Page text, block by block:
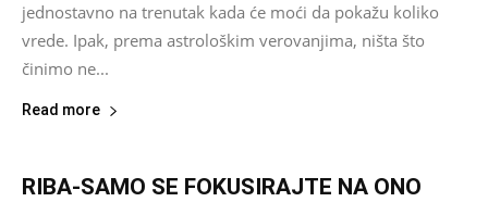
jednostavno na trenutak kada će moći da pokažu koliko
vrede. Ipak, prema astrološkim verovanjima, ništa što
činimo ne...
Read more
RIBA-SAMO SE FOKUSIRAJTE NA ONO